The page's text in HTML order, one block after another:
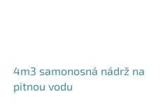
4m3 samonosná nádrž na
pitnou vodu